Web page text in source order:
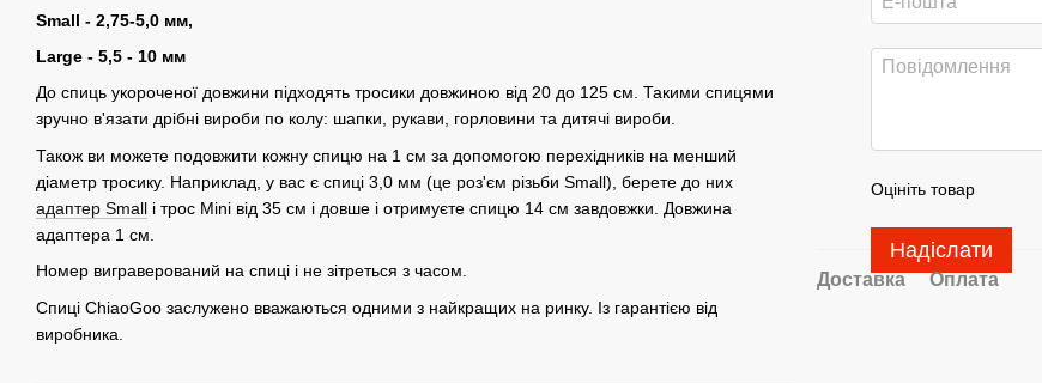
Small - 2,75-5,0 мм,
Large - 5,5 - 10 мм
До спиць укороченої довжини підходять тросики довжиною від 20 до 125 см. Такими спицями
зручно в'язати дрібні вироби по колу: шапки, рукави, горловини та дитячі вироби.
Також ви можете подовжити кожну спицю на 1 см за допомогою перехідників на менший
діаметр тросику. Наприклад, у вас є спиці 3,0 мм (це роз'єм різьби Small), берете до них
адаптер Small і трос Mini від 35 см і довше і отримуєте спицю 14 см завдовжки. Довжина
адаптера 1 см.
Номер виграверований на спиці і не зітреться з часом.
Спиці ChiaoGoo заслужено вважаються одними з найкращих на ринку. Із гарантією від
виробника.
Оцініть товар
Надіслати
Доставка Оплата